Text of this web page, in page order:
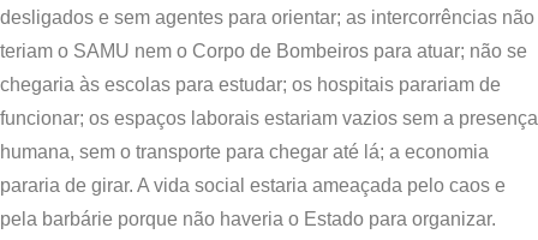
desligados e sem agentes para orientar; as intercorrências não
teriam o SAMU nem o Corpo de Bombeiros para atuar; não se
chegaria às escolas para estudar; os hospitais parariam de
funcionar; os espaços laborais estariam vazios sem a presença
humana, sem o transporte para chegar até lá; a economia
pararia de girar. A vida social estaria ameaçada pelo caos e
pela barbárie porque não haveria o Estado para organizar.